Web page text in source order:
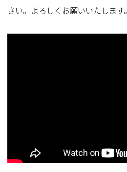
さい。よろしくお願いいたします。